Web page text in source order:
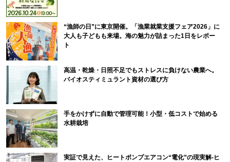
“漁師の日”に東京開催。「漁業就業支援フェア2026」に
大人も子どもも来場。海の魅力が詰まった1日をレポー
ト
高温・乾燥・日照不足でもストレスに負けない農業へ。
バイオスティミュラント資材の選び方
手をかけずに自動で管理可能！小型・低コストで始める
水耕栽培
実証で見えた、ヒートポンプエアコン“電化”の現実解-ヒ